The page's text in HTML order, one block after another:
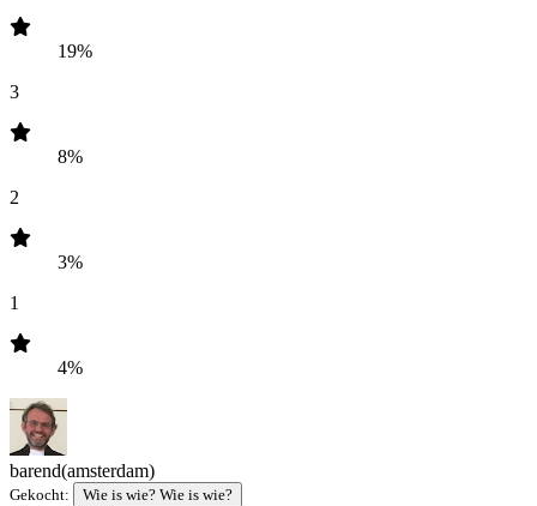
19%
3
8%
2
3%
1
4%
barend(amsterdam)
Gekocht: Wie is wie? Wie is wie?